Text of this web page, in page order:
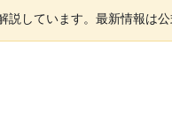
しています。最新情報は